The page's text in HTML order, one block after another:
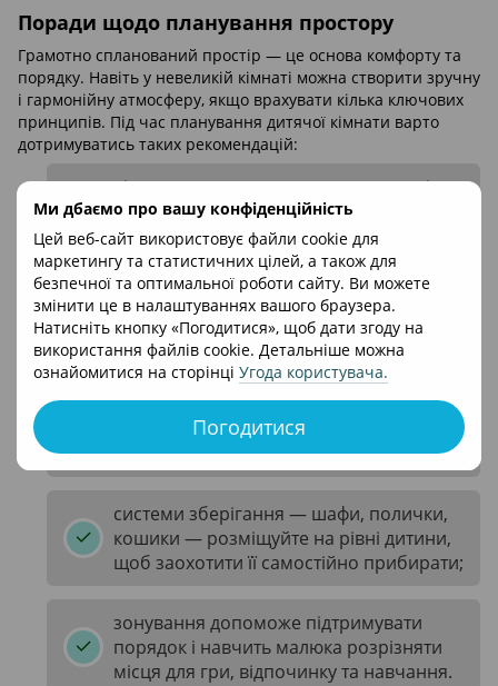
Ми дбаємо про вашу конфіденційність
Цей веб-сайт використовує файли cookie для
маркетингу та статистичних цілей, а також для
безпечної та оптимальної роботи сайту. Ви можете
змінити це в налаштуваннях вашого браузера.
Натисніть кнопку «Погодитися», щоб дати згоду на
використання файлів cookie. Детальніше можна
ознайомитися на сторінці Угода користувача.
Погодитися
Поради щодо планування простору
Грамотно спланований простір — це основа комфорту та
порядку. Навіть у невеликій кімнаті можна створити зручну
і гармонійну атмосферу, якщо врахувати кілька ключових
принципів. Під час планування дитячої кімнати варто
дотримуватись таких рекомендацій:
ліжко краще розташувати уздовж стіни,
подалі від вікна та батареї, щоб
уникнути протягів і перегріву;
письмовий стіл має стояти біля вікна —
природне світло позитивно впливає на
зір і концентрацію уваги;
ігрова зона повинна бути просторою,
безпечної конфігурації, з м’яким
килимом або покриттям;
системи зберігання — шафи, полички,
кошики — розміщуйте на рівні дитини,
щоб заохотити її самостійно прибирати;
зонування допоможе підтримувати
порядок і навчить малюка розрізняти
місця для гри, відпочинку та навчання.